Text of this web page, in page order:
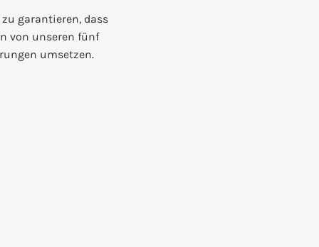
garantieren, dass
von unseren fünf
umsetzen.